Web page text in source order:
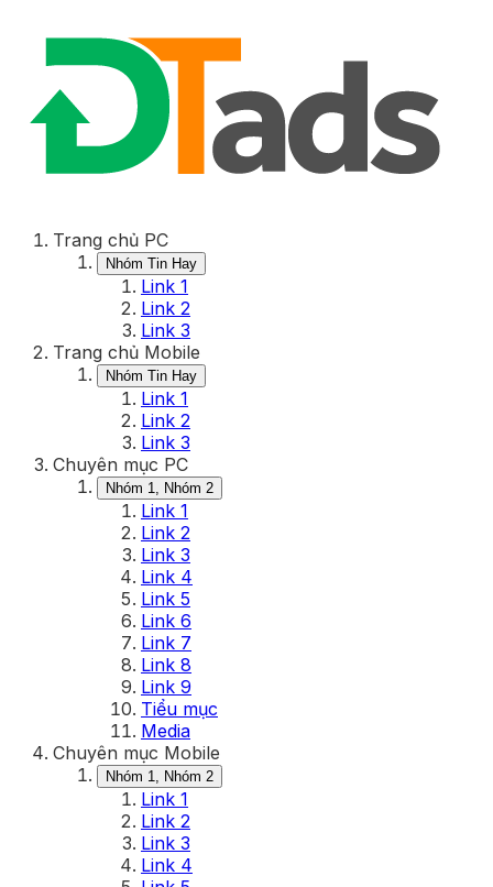
Trang chủ PC
Nhóm Tin Hay
Link 1
Link 2
Link 3
Trang chủ Mobile
Nhóm Tin Hay
Link 1
Link 2
Link 3
Chuyên mục PC
Nhóm 1, Nhóm 2
Link 1
Link 2
Link 3
Link 4
Link 5
Link 6
Link 7
Link 8
Link 9
Tiểu mục
Media
Chuyên mục Mobile
Nhóm 1, Nhóm 2
Link 1
Link 2
Link 3
Link 4